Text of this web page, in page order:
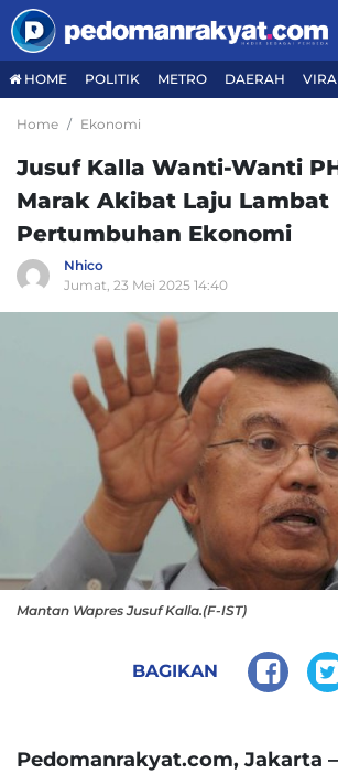
HOME POLITIK METRO DAERAH
Home Ekonomi
Jusuf Kalla Wanti-Wanti
Marak Akibat Laju Lambat
Pertumbuhan Ekonomi
Nhico
Jumat, 23 Mei 2025 14:40
Mantan Wapres Jusuf Kalla.(F-IST)
BAGIKAN
Pedomanrakyat.com, Jakarta –